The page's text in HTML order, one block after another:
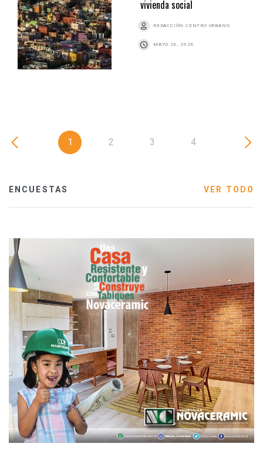
vivienda social
REDACCIÓN CENTRO URBANO
MAYO 26, 2026
1 2 3 4
ENCUESTAS VER TODO